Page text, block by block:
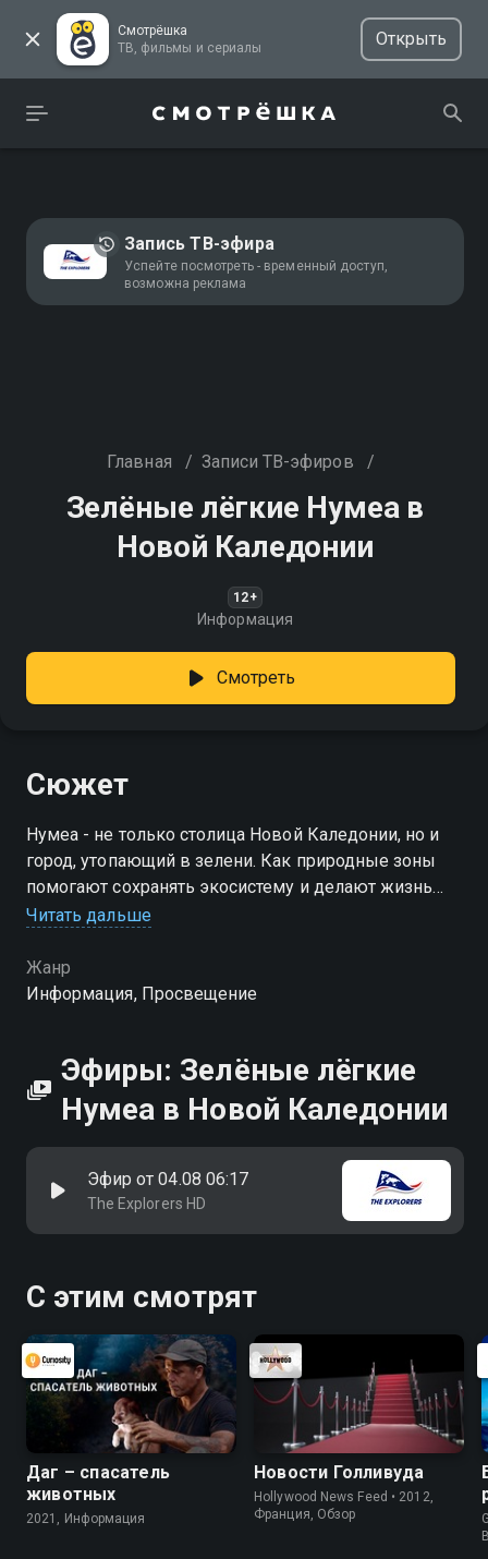
Смотрёшка
ТВ, фильмы и сериалы
Открыть
Запись ТВ-эфира
Успейте посмотреть - временный доступ,
возможна реклама
Главная / Записи ТВ-эфиров /
Зелёные лёгкие Нумеа в
Новой Каледонии
12+
Информация
Смотреть
Сюжет
Нумеа - не только столица Новой Каледонии, но и
город, утопающий в зелени. Как природные зоны
помогают сохранять экосистему и делают жизнь
горожан комфортнее?
Читать дальше
Жанр
Информация, Просвещение
Эфиры: Зелёные лёгкие
Нумеа в Новой Каледонии
Эфир от 04.08 06:17
The Explorers HD
С этим смотрят
Даг – спасатель
животных
2021, Информация
Новости Голливуда
Hollywood News Feed • 2012,
Франция, Обзор